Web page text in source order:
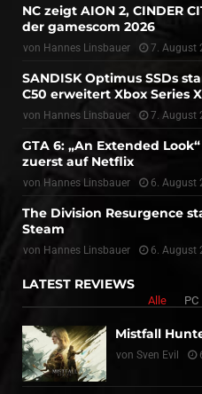
NC zeigt AION 2, CINDER
der gamescom 2026
von Hannes Linsbauer 7. August
SANDISK Optimus SSDs
C50 erweitert Xbox Series
von Hannes Linsbauer 7. August
GTA 6: „An Extended
zuerst auf Netflix
von Hannes Linsbauer 6. August
The Division Resurgence
Steam
von Hannes Linsbauer 6. August
LATEST REVIEWS
Alle PC
Mistfall
von Sven Evil